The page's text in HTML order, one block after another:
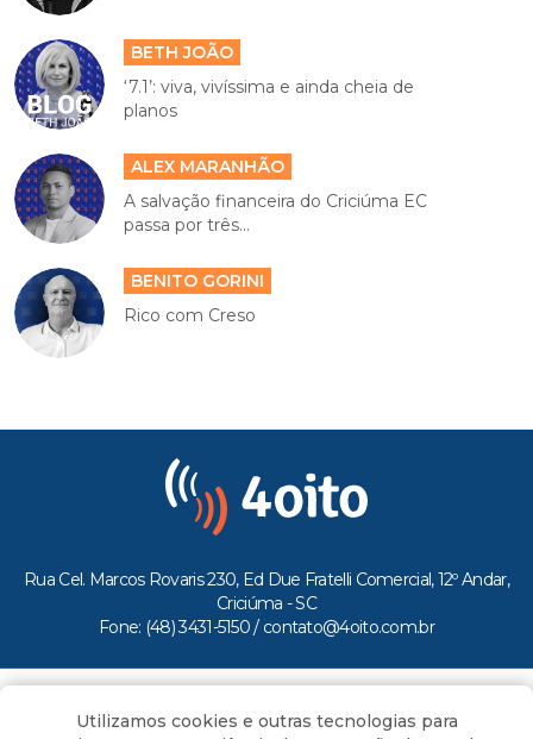
BETH JOÃO
‘7.1’: viva, vivíssima e ainda cheia de
planos
ALEX MARANHÃO
A salvação financeira do Criciúma EC
passa por três...
BENITO GORINI
Rico com Creso
Rua Cel. Marcos Rovaris 230, Ed Due Fratelli Comercial, 12º Andar,
Criciúma - SC
Fone: (48) 3431-5150 / contato@4oito.com.br
Todos os direitos reservados ao Portal 4oito
Utilizamos cookies e outras tecnologias para